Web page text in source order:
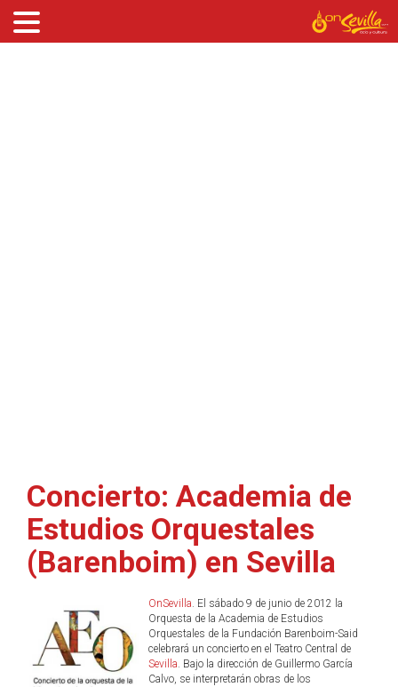
Concierto: Academia de
Estudios Orquestales
(Barenboim) en Sevilla
OnSevilla. El sábado 9 de junio de 2012 la
Orquesta de la Academia de Estudios
Orquestales de la Fundación Barenboim-Said
celebrará un concierto en el Teatro Central de
Sevilla. Bajo la dirección de Guillermo García
Calvo, se interpretarán obras de los